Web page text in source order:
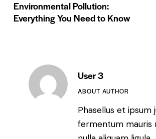
Environmental Pollution:
Everything You Need to Know
User 3
ABOUT AUTHOR
Phasellus et ipsum
fermentum mauris